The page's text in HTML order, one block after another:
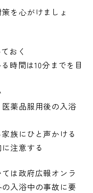
を心がけましょ
おく
時間は10分までを目
薬品服用後の入浴
族にひと声かける
注意する
は政府広報オンラ
入浴中の事故に要